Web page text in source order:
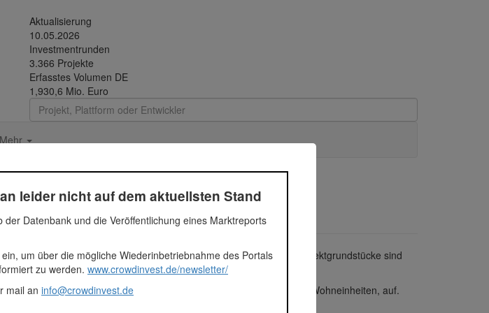
Aktualisierung
10.05.2026
Investmentrunden
3.366 Projekte
Erfasstes Volumen DE
1,930,6 Mio. Euro
Mehr
Bogens mit einer Gesamtgrundstücksfläche von 9.336 m². Die Projektgrundstücke sind
und weisen insgesamt ca. 12.334 m² Wohnfläche, verteilt auf 204 Wohneinheiten, auf.
werden aktuell zu Wohnfl ächen umgenehmigt.
leider nicht auf dem aktuellsten Stand
Datenbank und die Veröffentlichung eines Marktreports
um über die mögliche Wiederinbetriebnahme des Portals
zu werden. www.crowdinvest.de/newsletter/
mail an info@crowdinvest.de